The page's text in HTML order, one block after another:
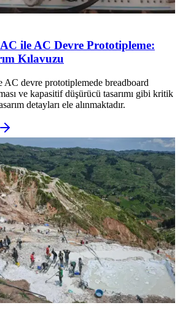
ile AC Devre Prototipleme:
Kılavuzu
devre prototiplemede breadboard
ve kapasitif düşürücü tasarımı gibi kritik
detayları ele alınmaktadır.